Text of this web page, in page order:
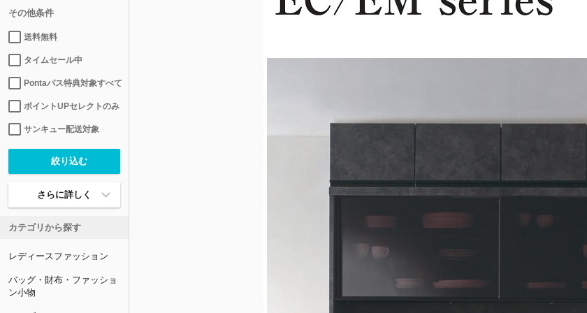
その他条件
送料無料
タイムセール中
Pontaパス特典対象すべて
ポイントUPセレクトのみ
サンキュー配送対象
さらに詳しく
カテゴリから探す
レディースファッション
バッグ・財布・ファッショ
ン小物